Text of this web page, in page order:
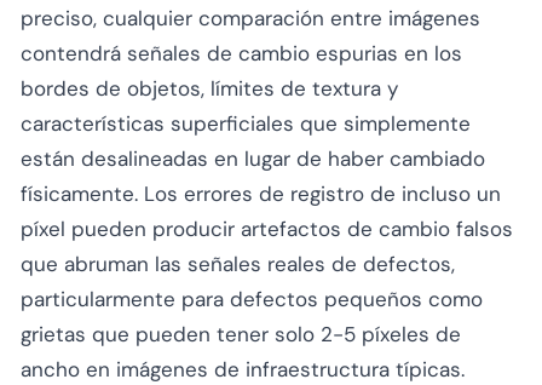
preciso, cualquier comparación entre imágenes
contendrá señales de cambio espurias en los
bordes de objetos, límites de textura y
características superficiales que simplemente
están desalineadas en lugar de haber cambiado
físicamente. Los errores de registro de incluso un
píxel pueden producir artefactos de cambio falsos
que abruman las señales reales de defectos,
particularmente para defectos pequeños como
grietas que pueden tener solo 2-5 píxeles de
ancho en imágenes de infraestructura típicas.